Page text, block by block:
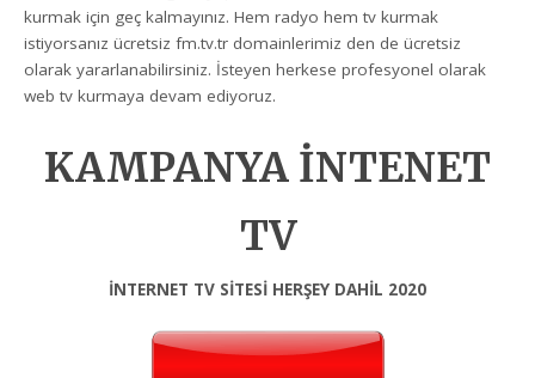
kurmak için geç kalmayınız. Hem radyo hem tv kurmak
istiyorsanız ücretsiz fm.tv.tr domainlerimiz den de ücretsiz
olarak yararlanabilirsiniz. İsteyen herkese profesyonel olarak
web tv kurmaya devam ediyoruz.
KAMPANYA İNTENET
TV
İNTERNET TV SİTESİ HERŞEY DAHİL 2020